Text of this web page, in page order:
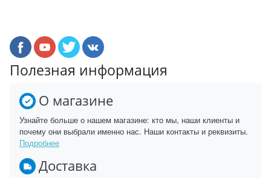
Полезная информация
О магазине
Узнайте больше о нашем магазине: кто мы, наши клиенты и
почему они выбрали именно нас. Наши контакты и реквизиты.
Подробнее
Доставка